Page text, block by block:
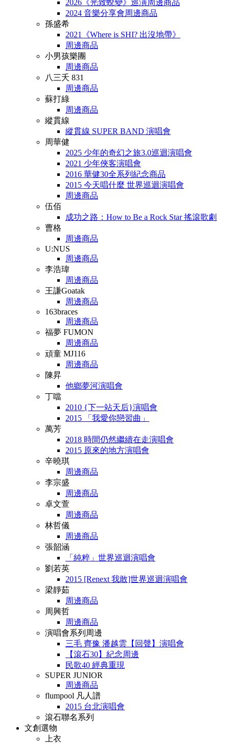
2026《光致蛻變》巡演周邊商品
2024 音樂分享會周邊商品
孫盛希
2021《Where is SHI? 出沒地帶》
周邊商品
小男孩樂團
周邊商品
八三夭 831
周邊商品
蘇打綠
周邊商品
縱貫線
縱貫線 SUPER BAND 演唱會
周華健
2025 少年的奇幻之旅3.0巡迴演唱會
2021 少年俠客演唱會
2016 華健30全系列紀念商品
2015 今天唱什麼 世界巡迴演唱會
周邊商品
伍佰
成功之路：How to Be a Rock Star 搖滾歌劇
曹格
周邊商品
U:NUS
周邊商品
李浩瑋
周邊商品
王謙Goatak
周邊商品
163braces
周邊商品
福夢 FUMON
周邊商品
頑童 MJ116
周邊商品
陳昇
他鄉夢河演唱會
丁噹
2010 {下一站天后}演唱會
2015 「我愛你戀習曲」
萬芳
2018 時間仍然繼續在走演唱會
2015 原來的地方演唱會
辛曉琪
周邊商品
李宗盛
周邊商品
卓文萱
周邊商品
林哲儀
周邊商品
張韶涵
「純粹」世界巡迴演唱會
劉若英
2015 [Renext 我敢]世界巡迴演唱會
梁靜茹
周邊商品
周興哲
周邊商品
演唱會系列周邊
三毛 齊豫 潘越雲【回聲】演唱會
【滾石30】紀念周邊
民歌40 經典重現
SUPER JUNIOR
周邊商品
flumpool 凡人譜
2015 台北演唱會
滾石聯名系列
文創選物
上衣